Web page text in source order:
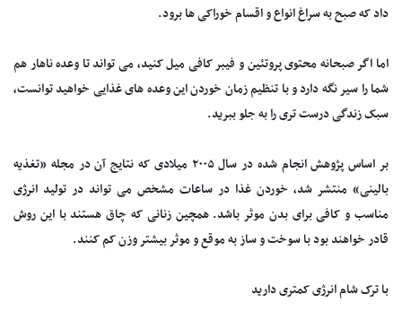
داد که صبح به سراغ انواع و اقسام خوراکی ها برود.
اما اگر صبحانه محتوی پروتئین و فیبر کافی میل کنید، می تواند تا وعده ناهار هم
شما را سیر نگه دارد و با تنظیم زمان خوردن این وعده های غذایی خواهید توانست،
سبک زندگی درست تری را به جلو ببرید.
بر اساس پژوهش انجام شده در سال ۲۰۰۵ میلادی که نتایج آن در مجله «تغذیه
بالینی» منتشر شد، خوردن غذا در ساعات مشخص می تواند در تولید انرژی
مناسب و کافی برای بدن موثر باشد. همچین زنانی که چاق هستند با این روش
قادر خواهند بود با سوخت و ساز به موقع و موثر بیشتر وزن کم کنند.
با ترک شام انرژی کمتری دارید